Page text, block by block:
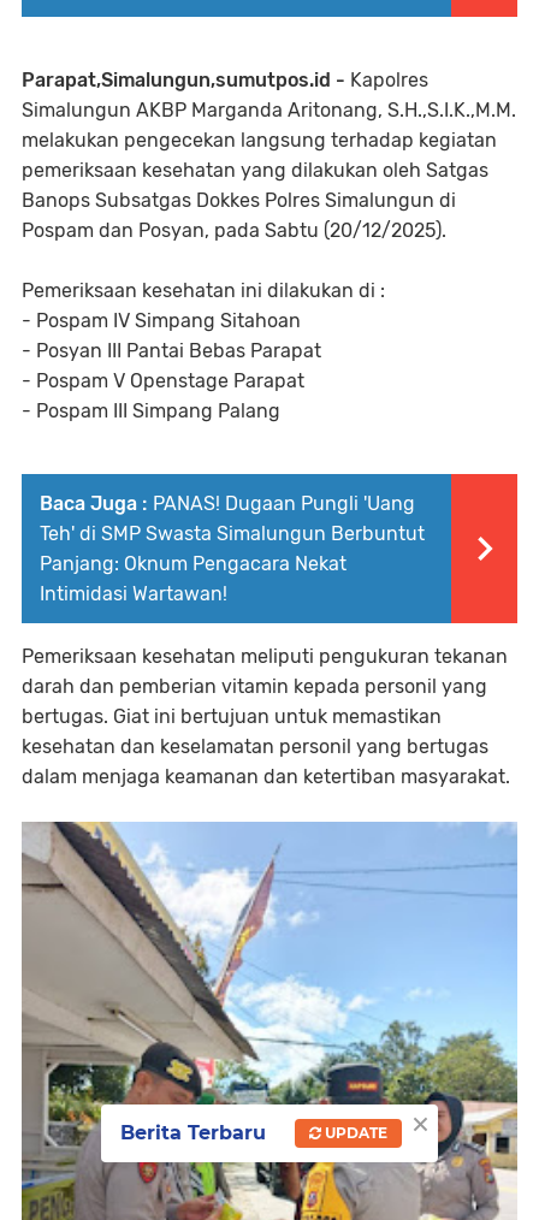
Parapat,Simalungun,sumutpos.id - Kapolres
Simalungun AKBP Marganda Aritonang, S.H.,S.I.K.,M.M.
melakukan pengecekan langsung terhadap kegiatan
pemeriksaan kesehatan yang dilakukan oleh Satgas
Banops Subsatgas Dokkes Polres Simalungun di
Pospam dan Posyan, pada Sabtu (20/12/2025).
Pemeriksaan kesehatan ini dilakukan di :
- Pospam IV Simpang Sitahoan
- Posyan III Pantai Bebas Parapat
- Pospam V Openstage Parapat
- Pospam III Simpang Palang
Baca Juga : PANAS! Dugaan Pungli 'Uang
Teh' di SMP Swasta Simalungun Berbuntut
Panjang: Oknum Pengacara Nekat
Intimidasi Wartawan!
Pemeriksaan kesehatan meliputi pengukuran tekanan
darah dan pemberian vitamin kepada personil yang
bertugas. Giat ini bertujuan untuk memastikan
kesehatan dan keselamatan personil yang bertugas
dalam menjaga keamanan dan ketertiban masyarakat.
×
Berita Terbaru UPDATE